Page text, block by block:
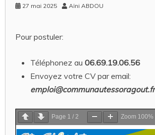
27 mai 2025 Aïni ABDOU
Pour postuler:
Téléphonez au 06.69.19.06.56
Envoyez votre CV par email:
emploi@communautessoragout.fr
Page 1 / 2 Zoom 100%